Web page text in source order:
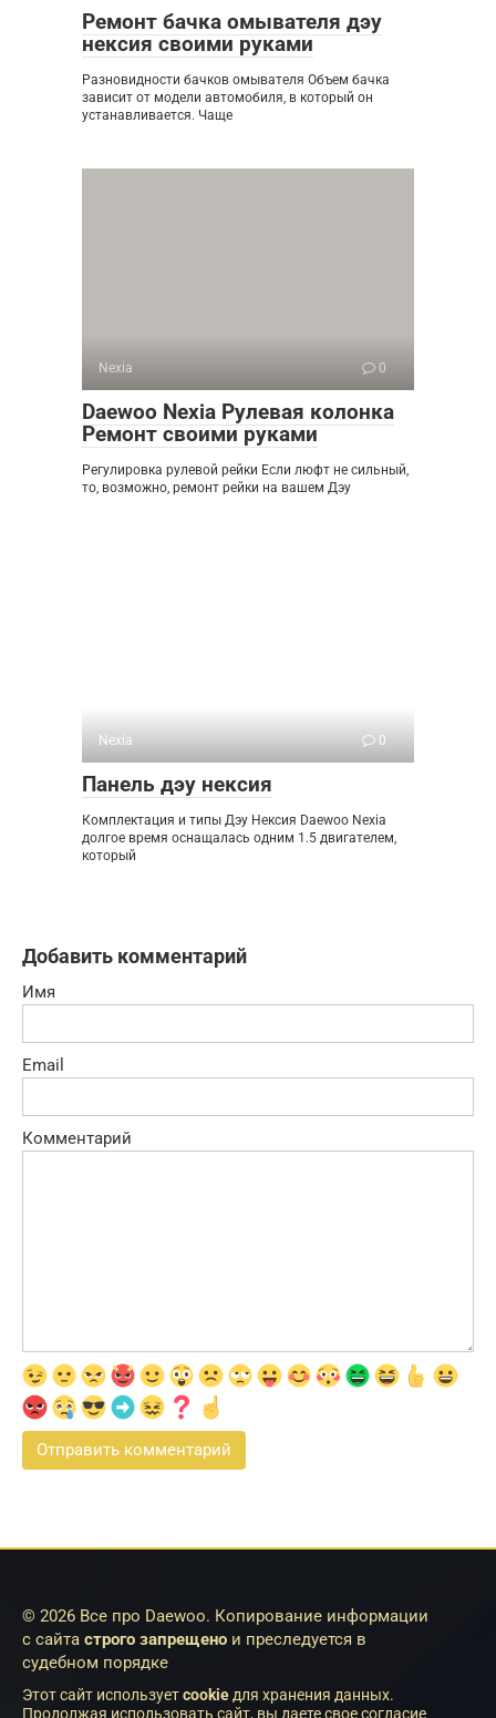
Ремонт бачка омывателя дэу
нексия своими руками
Разновидности бачков омывателя Объем бачка
зависит от модели автомобиля, в который он
устанавливается. Чаще
Nexia 0
Daewoo Nexia Рулевая колонка
Ремонт своими руками
Регулировка рулевой рейки Если люфт не сильный,
то, возможно, ремонт рейки на вашем Дэу
Nexia 0
Панель дэу нексия
Комплектация и типы Дэу Нексия Daewoo Nexia
долгое время оснащалась одним 1.5 двигателем,
который
Добавить комментарий
Имя
Email
Комментарий
© 2026 Все про Daewoo. Копирование информации
с сайта строго запрещено и преследуется в
судебном порядке
Этот сайт используетcookie для хранения данных.
Продолжая использовать сайт, вы даете свое согласие